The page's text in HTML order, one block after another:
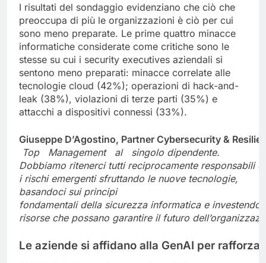
I risultati del sondaggio evidenziano che ciò che
preoccupa di più le organizzazioni è ciò per cui
sono meno preparate. Le prime quattro minacce
informatiche considerate come critiche sono le
stesse su cui i security executives aziendali si
sentono meno preparati: minacce correlate alle
tecnologie cloud (42%); operazioni di hack-and-
leak (38%), violazioni di terze parti (35%) e
attacchi a dispositivi connessi (33%).
Giuseppe D’Agostino, Partner Cybersecurity &
Top
Management al singolo dipendente.
Dobbiamo ritenerci tutti reciprocamente responsabili e
i rischi emergenti sfruttando le nuove tecnologie,
basandoci sui principi
fondamentali della sicurezza informatica e investendo
risorse che possano garantire il futuro
Le aziende si affidano alla GenAI per